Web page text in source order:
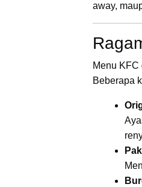
away,
Menu
Beberapa